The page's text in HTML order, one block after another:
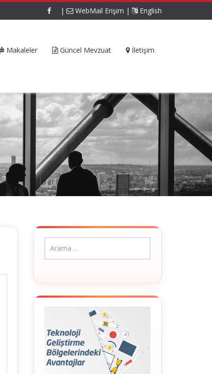
| WebMail Erişim | English
Makaleler Güncel Mevzuat İletişim